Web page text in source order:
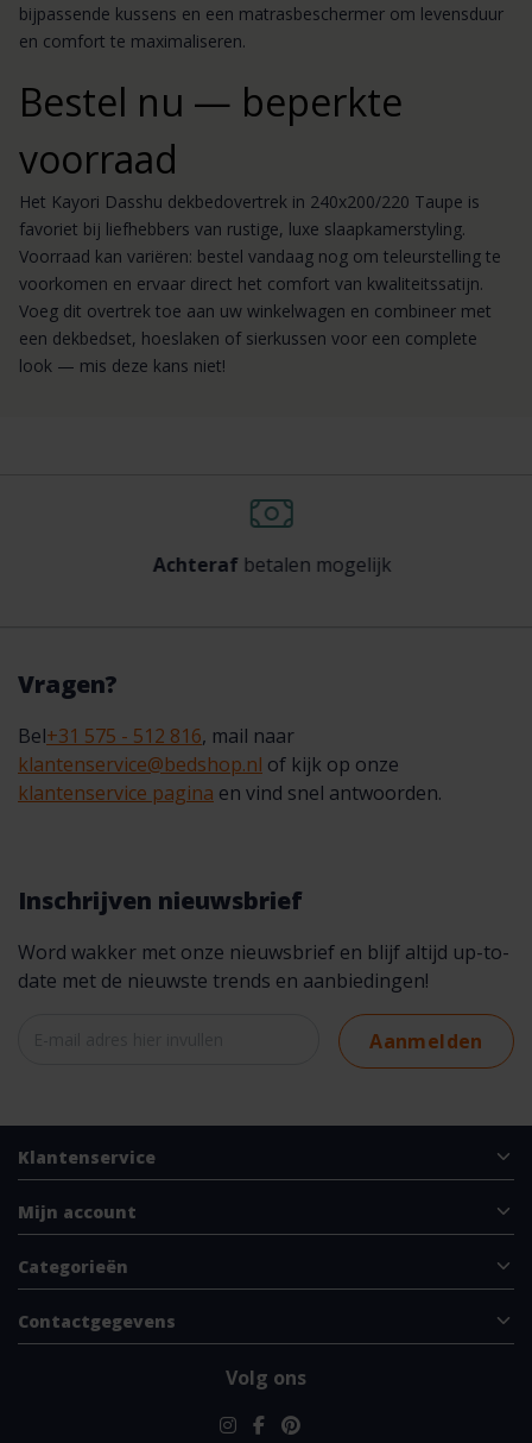
bijpassende kussens en een matrasbeschermer om levensduur
en comfort te maximaliseren.
Bestel nu — beperkte
voorraad
Het Kayori Dasshu dekbedovertrek in 240x200/220 Taupe is
favoriet bij liefhebbers van rustige, luxe slaapkamerstyling.
Voorraad kan variëren: bestel vandaag nog om teleurstelling te
voorkomen en ervaar direct het comfort van kwaliteitssatijn.
Voeg dit overtrek toe aan uw winkelwagen en combineer met
een dekbedset, hoeslaken of sierkussen voor een complete
look — mis deze kans niet!
Achterafbetalen mogelijk
Vragen?
Bel+31 575 - 512 816, mail naar
klantenservice@bedshop.nl of kijk op onze
klantenservice pagina en vind snel antwoorden.
Inschrijven nieuwsbrief
Word wakker met onze nieuwsbrief en blijf altijd up-to-
date met de nieuwste trends en aanbiedingen!
Aanmelden
Klantenservice
Mijn account
Categorieën
Contactgegevens
Volg ons